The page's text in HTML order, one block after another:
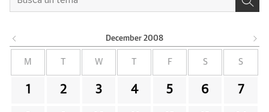
December 2008
M W F S S
1 2 3 4 5 6 7